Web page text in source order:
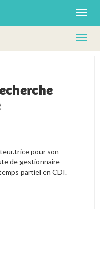
pour son
de gestionnaire
partiel en CDI.